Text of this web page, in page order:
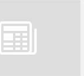
Nurdağı ve
sınavlara